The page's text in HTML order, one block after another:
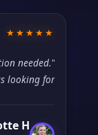
★★★★★
needed.
looking for."
H.